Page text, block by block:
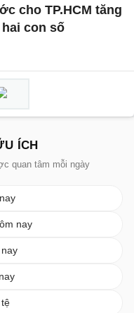
cho TP.HCM tăng
con số
ÍCH
quan tâm mỗi ngày
nay